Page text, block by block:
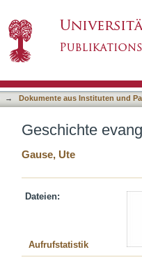
→ Dokumente aus Instituten und
Geschichte
Gause, Ute
Dateien:
Aufrufstatistik